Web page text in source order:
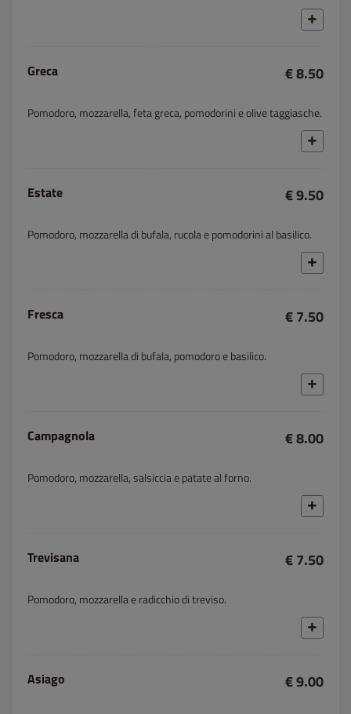
Greca € 8.50
Pomodoro, mozzarella, feta greca, pomodorini e olive taggiasche.
Estate € 9.50
Pomodoro, mozzarella di bufala, rucola e pomodorini al basilico.
Fresca € 7.50
Pomodoro, mozzarella di bufala, pomodoro e basilico.
Campagnola € 8.00
Pomodoro, mozzarella, salsiccia e patate al forno.
Trevisana € 7.50
Pomodoro, mozzarella e radicchio di treviso.
Asiago € 9.00